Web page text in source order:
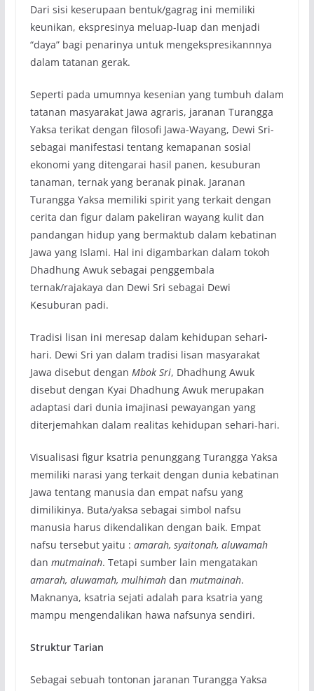
Dari sisi keserupaan bentuk/gagrag ini memiliki
keunikan, ekspresinya meluap-luap dan menjadi
“daya” bagi penarinya untuk mengekspresikannnya
dalam tatanan gerak.
Seperti pada umumnya kesenian yang tumbuh dalam
tatanan masyarakat Jawa agraris, jaranan Turangga
Yaksa terikat dengan filosofi Jawa-Wayang, Dewi Sri-
sebagai manifestasi tentang kemapanan sosial
ekonomi yang ditengarai hasil panen, kesuburan
tanaman, ternak yang beranak pinak. Jaranan
Turangga Yaksa memiliki spirit yang terkait dengan
cerita dan figur dalam pakeliran wayang kulit dan
pandangan hidup yang bermaktub dalam kebatinan
Jawa yang Islami. Hal ini digambarkan dalam tokoh
Dhadhung Awuk sebagai penggembala
ternak/rajakaya dan Dewi Sri sebagai Dewi
Kesuburan padi.
Tradisi lisan ini meresap dalam kehidupan sehari-
hari. Dewi Sri yan dalam tradisi lisan masyarakat
Jawa disebut dengan Mbok Sri, Dhadhung Awuk
disebut dengan Kyai Dhadhung Awuk merupakan
adaptasi dari dunia imajinasi pewayangan yang
diterjemahkan dalam realitas kehidupan sehari-hari.
Visualisasi figur ksatria penunggang Turangga Yaksa
memiliki narasi yang terkait dengan dunia kebatinan
Jawa tentang manusia dan empat nafsu yang
dimilikinya. Buta/yaksa sebagai simbol nafsu
manusia harus dikendalikan dengan baik. Empat
nafsu tersebut yaitu : amarah, syaitonah, aluwamah
dan mutmainah. Tetapi sumber lain mengatakan
amarah, aluwamah, mulhimahdan mutmainah.
Maknanya, ksatria sejati adalah para ksatria yang
mampu mengendalikan hawa nafsunya sendiri.
Struktur Tarian
Sebagai sebuah tontonan jaranan Turangga Yaksa